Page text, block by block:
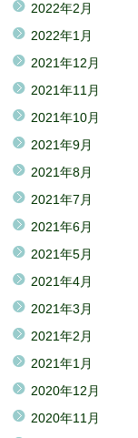
2022年2月
2022年1月
2021年12月
2021年11月
2021年10月
2021年9月
2021年8月
2021年7月
2021年6月
2021年5月
2021年4月
2021年3月
2021年2月
2021年1月
2020年12月
2020年11月